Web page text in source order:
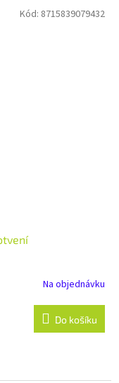
Na objednávku
Do košíku
Kód: 8715839079432